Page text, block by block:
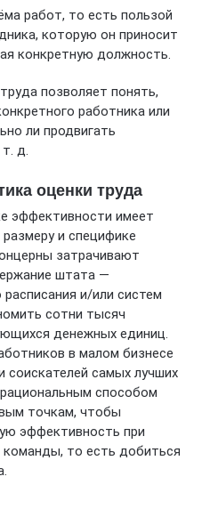
работ, то есть пользой
которую он приносит
конкретную должность.
позволяет понять,
работника или
ли продвигать
д.
оценки труда
эффективности имеет
и специфике
затрачивают
штата —
и/или систем
сотни тысяч
денежных единиц.
в малом бизнесе
соискателей самых лучших
способом
точкам, чтобы
эффективность при
то есть добиться